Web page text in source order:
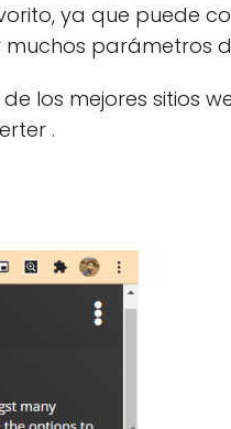
ya que puede
parámetros
los mejores sitios
.